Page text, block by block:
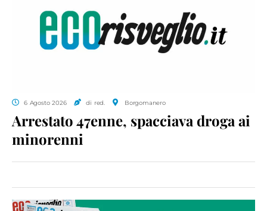
6 Agosto 2026 di red. Borgomanero
Arrestato 47enne, spacciava droga ai
minorenni